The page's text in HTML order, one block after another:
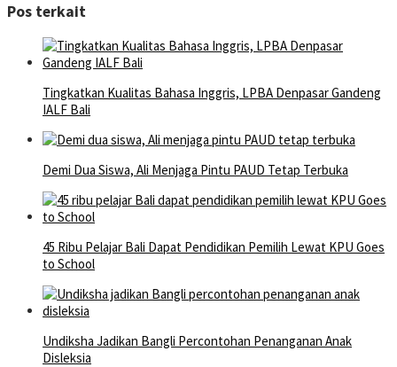
Pos terkait
Tingkatkan Kualitas Bahasa Inggris, LPBA Denpasar Gandeng
IALF Bali
Demi Dua Siswa, Ali Menjaga Pintu PAUD Tetap Terbuka
45 Ribu Pelajar Bali Dapat Pendidikan Pemilih Lewat KPU Goes
to School
Undiksha Jadikan Bangli Percontohan Penanganan Anak
Disleksia